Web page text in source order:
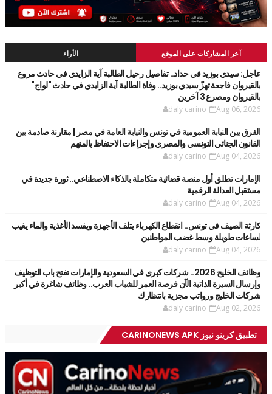
آخر المشاركات على الموقع الأراء
عاجل: سيدي بوزيد في حداد.. تفاصيل رحيل الطالبة آية الزايدي في حادث مروع
بالقيروان فاجعة تهزّ سيدي بوزيد.. وفاة الطالبة آية الزايدي في حادث "لواج"
بالقيروان ومصرع 3 آخرين
daly carino Aug 06, 2026
الفرق بين النيابة العمومية في تونس والنيابة العامة في مصر | مقارنة صادمة بين
القانون الجنائي التونسي والمصري وإجراءات الاحتفاظ بالمتهم
daly carino Aug 04, 2026
الإمارات تطلق أول منصة قضائية متكاملة بالذكاء الاصطناعي.. ثورة جديدة في
مستقبل العدالة الرقمية
daly carino Aug 04, 2026
كارثة الصيف في تونس.. انقطاع الكهرباء يتلف الأجهزة ويفسد الأغذية والماء يغيب
لساعات طويلة وسط غضب المواطنين
daly carino Aug 04, 2026
وظائف الخليج 2026.. شركات كبرى في السعودية والإمارات تفتح باب التوظيف
وإرسال السيرة الذاتية الآن فرصة العمر للشباب العرب.. وظائف شاغرة في أكبر
شركات الخليج ورواتب مجزية بانتظارك
daly carino Aug 02, 2026
تطبيق كرينو نيوز CARINONEWS APK